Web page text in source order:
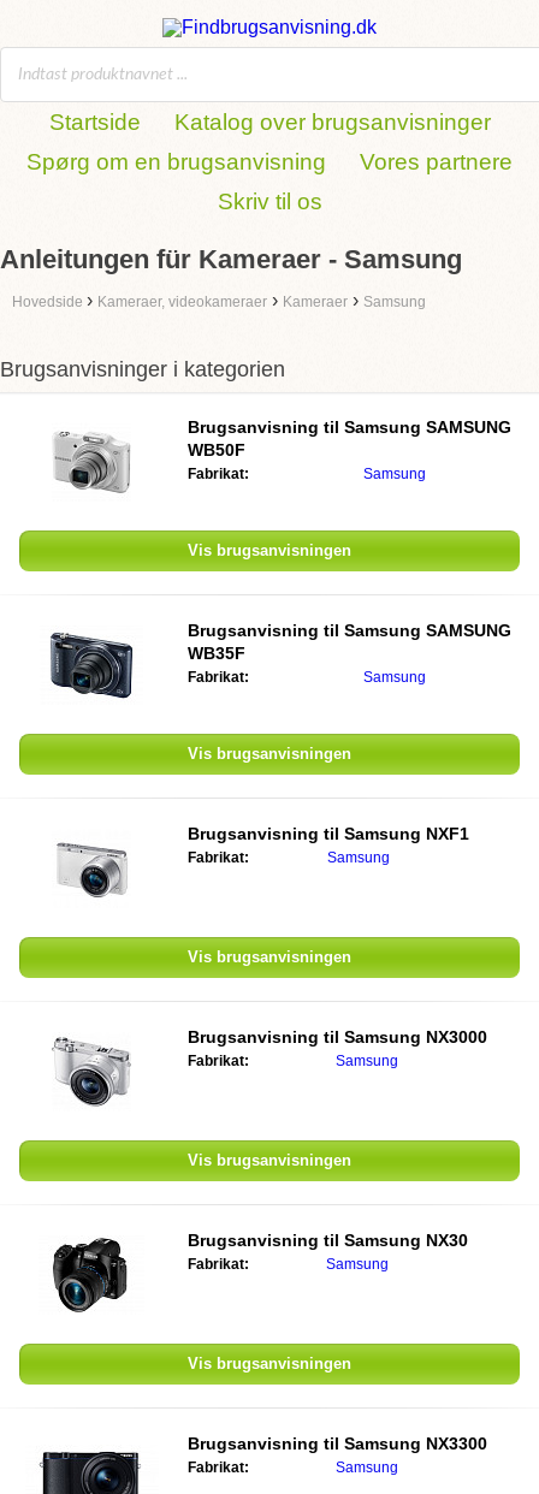
Startside
Katalog over brugsanvisninger
Spørg om en brugsanvisning
Vores partnere
Skriv til os
Anleitungen für Kameraer - Samsung
Hovedside › Kameraer, videokameraer › Kameraer › Samsung
Brugsanvisninger i kategorien
Brugsanvisning til Samsung SAMSUNG
WB50F
Fabrikat: Samsung
Vis brugsanvisningen
Brugsanvisning til Samsung SAMSUNG
WB35F
Fabrikat: Samsung
Vis brugsanvisningen
Brugsanvisning til Samsung NXF1
Fabrikat: Samsung
Vis brugsanvisningen
Brugsanvisning til Samsung NX3000
Fabrikat: Samsung
Vis brugsanvisningen
Brugsanvisning til Samsung NX30
Fabrikat: Samsung
Vis brugsanvisningen
Brugsanvisning til Samsung NX3300
Fabrikat: Samsung